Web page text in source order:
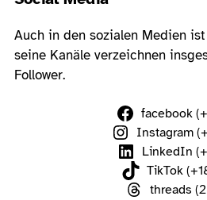
Auch in den sozialen Medien
seine Kanäle verzeichnen
Follower.
facebook
Instagram
LinkedIn
TikTok
threads